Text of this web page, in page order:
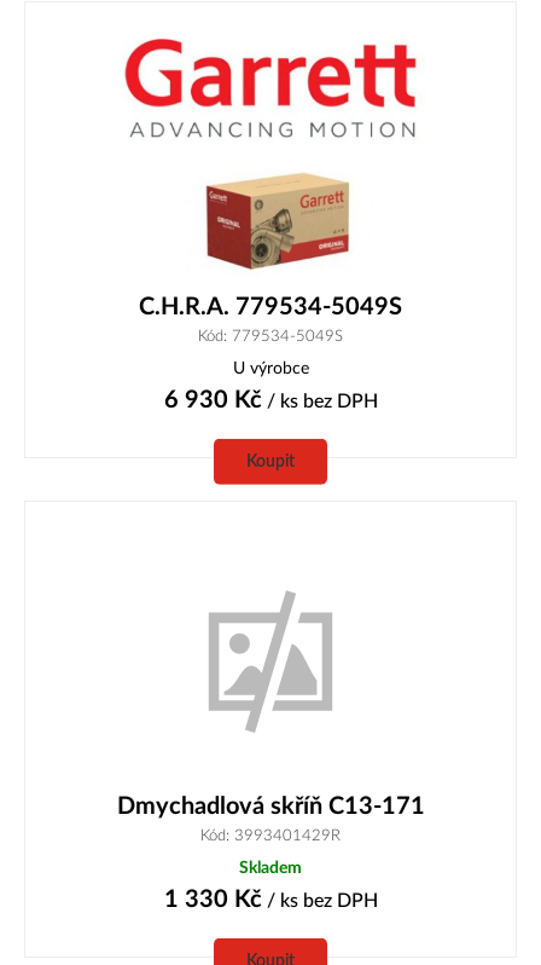
C.H.R.A. 779534-5049S
Kód: 779534-5049S
U výrobce
6 930 Kč/ ks bez DPH
Koupit
Dmychadlová skříň C13-171
Kód: 3993401429R
Skladem
1 330 Kč/ ks bez DPH
Koupit